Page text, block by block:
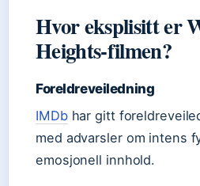
Hvor eksplisitt er
Heights-filmen?
Foreldreveiledning
IMDbhar gitt
med advarsler om intens
emosjonell innhold.